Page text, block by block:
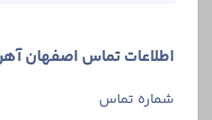
اطلاعات تماس اصفهان
شماره تماس